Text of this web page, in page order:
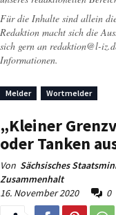
Für die Inhalte sind allein
Redaktion macht sich die
sich gern an redaktion@l-
Informationen.
Melder Wortmelder
„Kleiner
oder Tanken
Von Sächsisches
Zusammenhalt
16. November 2020
0